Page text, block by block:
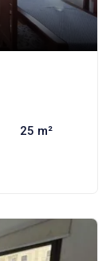
25 m²